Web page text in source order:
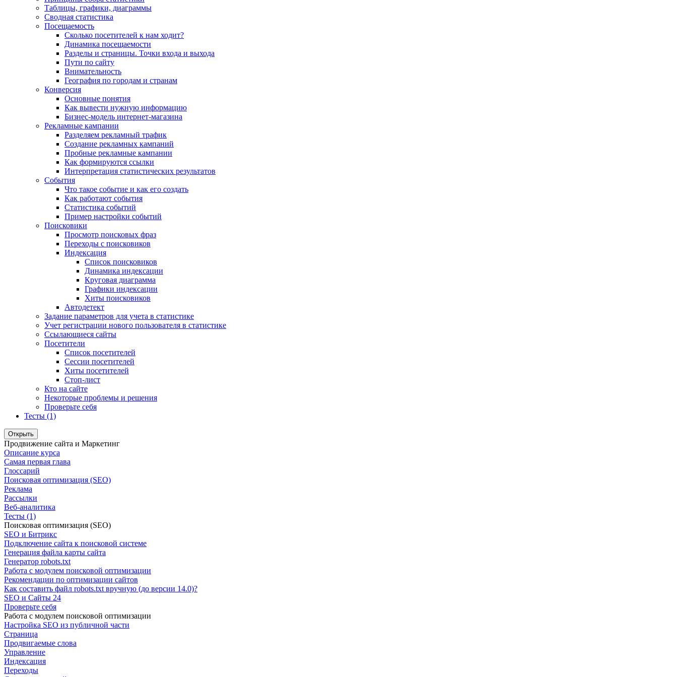
Таблицы, графики, диаграммы
Сводная статистика
Посещаемость
Сколько посетителей к нам ходит?
Динамика посещаемости
Разделы и страницы. Точки входа и выхода
Пути по сайту
Внимательность
География по городам и странам
Конверсия
Основные понятия
Как вывести нужную информацию
Бизнес-модель интернет-магазина
Рекламные кампании
Разделяем рекламный трафик
Создание рекламных кампаний
Пробные рекламные кампании
Как формируются ссылки
Интерпретация статистических результатов
События
Что такое событие и как его создать
Как работают события
Статистика событий
Пример настройки событий
Поисковики
Просмотр поисковых фраз
Переходы с поисковиков
Индексация
Список поисковиков
Динамика индексации
Круговая диаграмма
Графики индексации
Хиты поисковиков
Автодетект
Задание параметров для учета в статистике
Учет регистрации нового пользователя в статистике
Ссылающиеся сайты
Посетители
Список посетителей
Сессии посетителей
Хиты посетителей
Стоп-лист
Кто на сайте
Некоторые проблемы и решения
Проверьте себя
Тесты (1)
Открыть
Продвижение сайта и Маркетинг
Описание курса
Самая первая глава
Глоссарий
Поисковая оптимизация (SEO)
Реклама
Рассылки
Веб-аналитика
Тесты (1)
Поисковая оптимизация (SEO)
SEO и Битрикс
Подключение сайта к поисковой системе
Генерация файла карты сайта
Генератор robots.txt
Работа с модулем поисковой оптимизации
Рекомендации по оптимизации сайтов
Как составить файл robots.txt вручную (до версии 14.0)?
SEO и Сайты 24
Проверьте себя
Работа с модулем поисковой оптимизации
Настройка SEO из публичной части
Страница
Продвигаемые слова
Управление
Индексация
Переходы